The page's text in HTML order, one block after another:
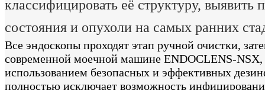
классифицировать её структуру, выявить
состояния и опухоли на самых ранних
Все эндоскопы проходят этап ручной очистки,
современной моечной машине ENDOCLENS-NSX,
использованием безопасных и эффективных
полностью исключает возможность